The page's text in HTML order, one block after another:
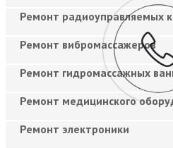
Ремонт радиоуправляемых
Ремонт вибромассажеров
Ремонт гидромассажных
Ремонт медицинского
Ремонт электроники